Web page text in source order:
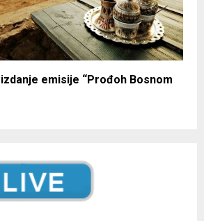
emisije “Prođoh Bosnom